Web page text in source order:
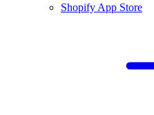
Shopify App Store